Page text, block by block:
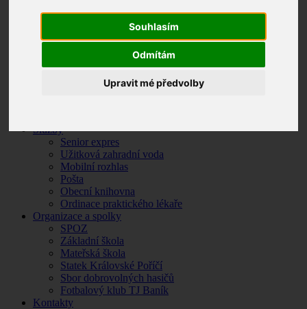
Souhlasím
Odmítám
Upravit mé předvolby
Odpadové hospodářství
Zpravodaj
O Královském Poříčí
Základní údaje
Historie obce
Služby
Senior expres
Užitková zahradní voda
Mobilní rozhlas
Pošta
Obecní knihovna
Ordinace praktického lékaře
Organizace a spolky
SPOZ
Základní škola
Mateřská škola
Statek Královské Poříčí
Sbor dobrovolných hasičů
Fotbalový klub TJ Baník
Kontakty